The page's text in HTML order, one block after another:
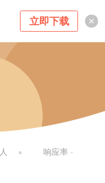
立即下载
人 响应率 -